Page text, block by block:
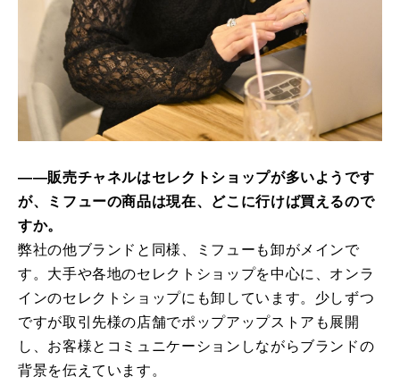
――販売チャネルはセレクトショップが多いようです
が、ミフューの商品は現在、どこに行けば買えるので
すか。
弊社の他ブランドと同様、ミフューも卸がメインで
す。大手や各地のセレクトショップを中心に、オンラ
インのセレクトショップにも卸しています。少しずつ
ですが取引先様の店舗でポップアップストアも展開
し、お客様とコミュニケーションしながらブランドの
背景を伝えています。